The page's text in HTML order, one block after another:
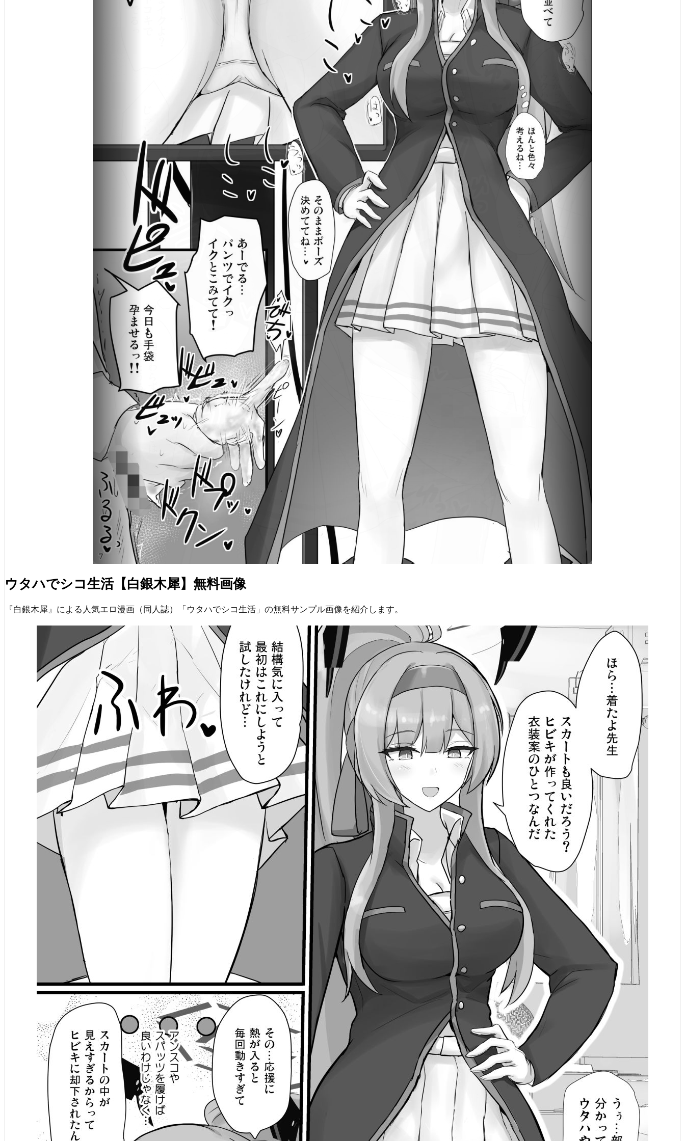
ウタハでシコ生活【白銀木犀】無料画像
『白銀木犀』による人気エロ漫画（同人誌）「ウタハでシコ生活」の無料サンプル画像を紹介します。